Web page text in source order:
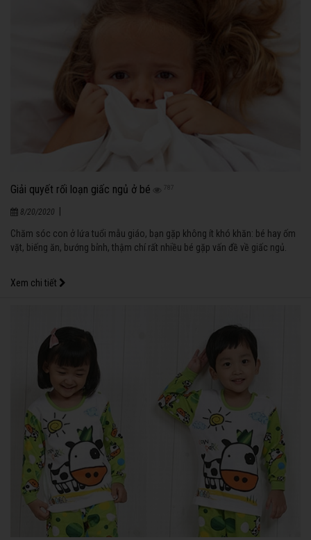
Giải quyết rối loạn giấc ngủ ở bé 787
8/20/2020 |
Chăm sóc con ở lứa tuổi mẫu giáo, bạn gặp không ít khó khăn: bé hay ốm
vặt, biếng ăn, bướng bỉnh, thậm chí rất nhiều bé gặp vấn đề về giấc ngủ.
Xem chi tiết